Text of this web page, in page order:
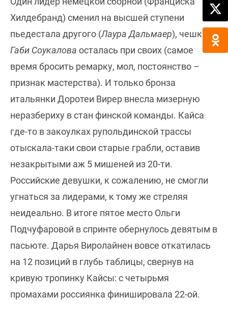
Хилдебранд) сменил на высшей ступени
пьедестала другого (Лаура Дальмаер), чешка
Габи Соукалова осталась при своих (самое
время бросить ремарку, мол, постоянство –
признак мастерства). И только бронза
итальянки Доротеи Вирер внесла мизерную
неразбериху в стан финской команды. Кайса
где-то в закоулках рупольдинской трассы
отыскала-таки свои старые грабли, оставив
незакрытыми аж 5 мишеней из 20-ти.
Российские девушки, к сожалению, не смогли
угнаться за лидерами, к тому же стреляя
неидеально. В итоге пятое место Ольги
Подчуфаровой в спринте обернулось девятым в
пасьюте. Дарья Виролайнен вовсе откатилась
на 12 позиций в глубь таблицы, свернув на
кривую тропинку Кайсы: с четырьмя
промахами россиянка финишировала 22-ой.